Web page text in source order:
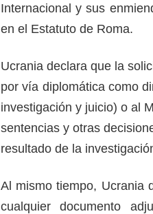
Internacional y sus
en el Estatuto de Roma.
Ucrania declara que la
por vía diplomática como
investigación y juicio) o al
sentencias y otras
resultado de la
Al mismo tiempo, Ucrania
cualquier documento